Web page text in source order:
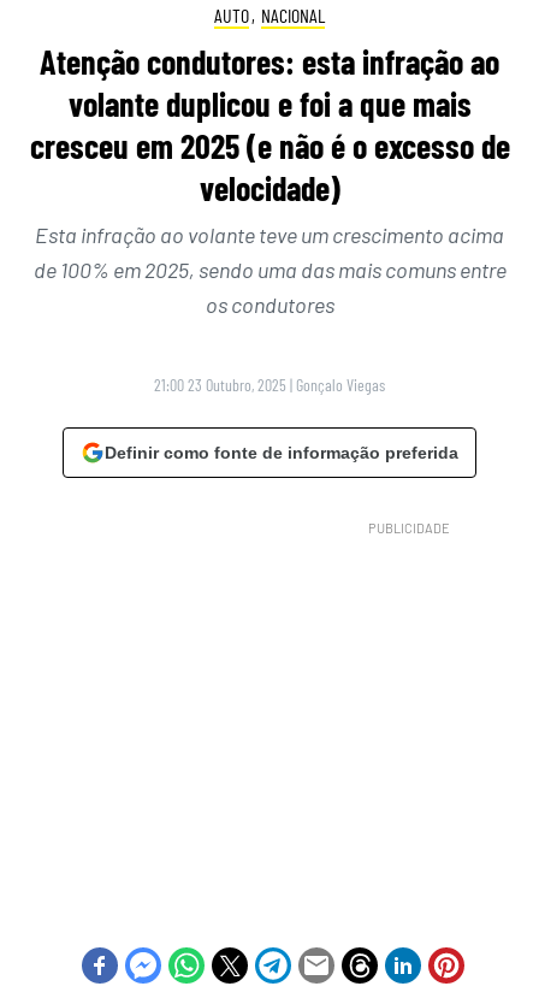
AUTO, NACIONAL
Atenção condutores: esta infração ao
volante duplicou e foi a que mais
cresceu em 2025 (e não é o excesso de
velocidade)
Esta infração ao volante teve um crescimento acima
de 100% em 2025, sendo uma das mais comuns entre
os condutores
21:00 23 Outubro, 2025 | Gonçalo Viegas
Definir como fonte de informação preferida